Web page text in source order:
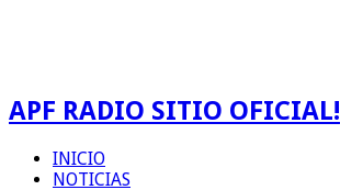
APF RADIO SITIO OFICIAL!
INICIO
NOTICIAS